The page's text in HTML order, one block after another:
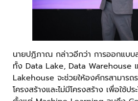
นายปฏิภาณ กล่าวอีกว่า การออกแบบ
ทั้ง Data Lake, Data Warehouse
Lakehouse จะช่วยให้องค์กรสามาร
โครงสร้างและไม่มีโครงสร้าง เพื่อใช้ปร